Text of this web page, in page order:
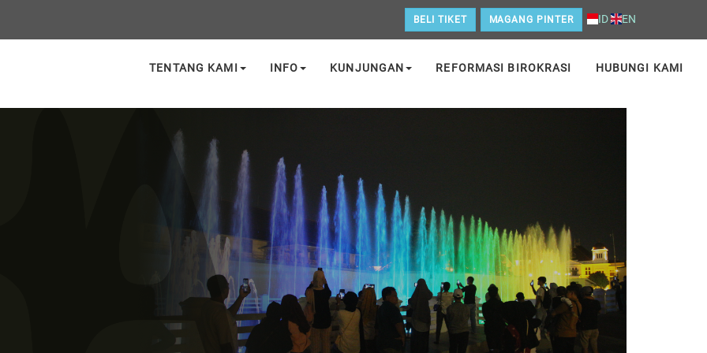
BELI TIKET MAGANG PINTER ID EN
TENTANG KAMI INFO KUNJUNGAN REFORMASI BIROKRASI HUBUNGI KAMI